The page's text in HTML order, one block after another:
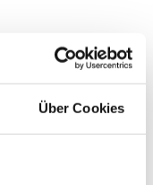
Über Cookies